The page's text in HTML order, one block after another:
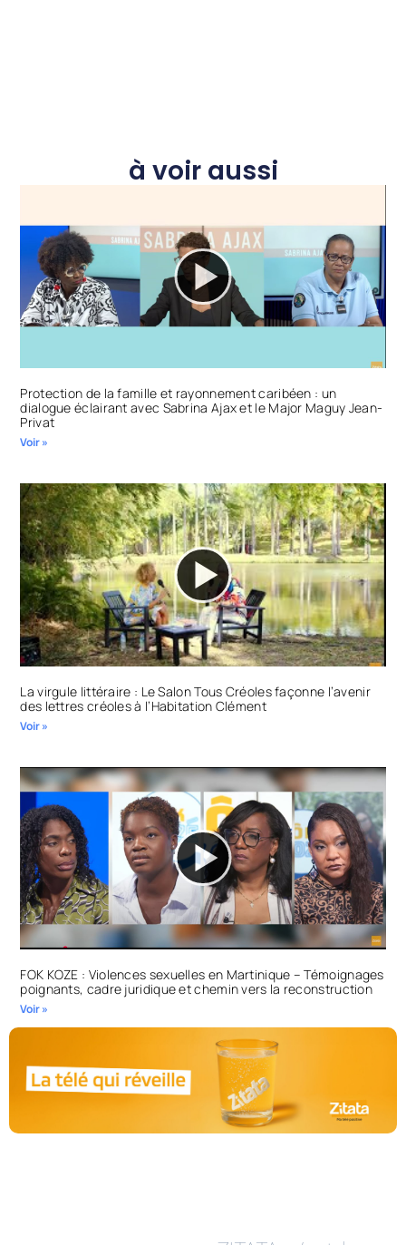
à voir aussi
Protection de la famille et rayonnement caribéen : un
dialogue éclairant avec Sabrina Ajax et le Major Maguy Jean-
Privat
Voir »
La virgule littéraire : Le Salon Tous Créoles façonne l’avenir
des lettres créoles à l’Habitation Clément
Voir »
FOK KOZE : Violences sexuelles en Martinique – Témoignages
poignants, cadre juridique et chemin vers la reconstruction
Voir »